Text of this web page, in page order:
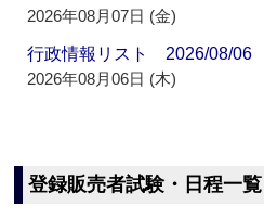
2026年08月07日 (金)
行政情報リスト 2026/08/06
2026年08月06日 (木)
登録販売者試験・日程一覧